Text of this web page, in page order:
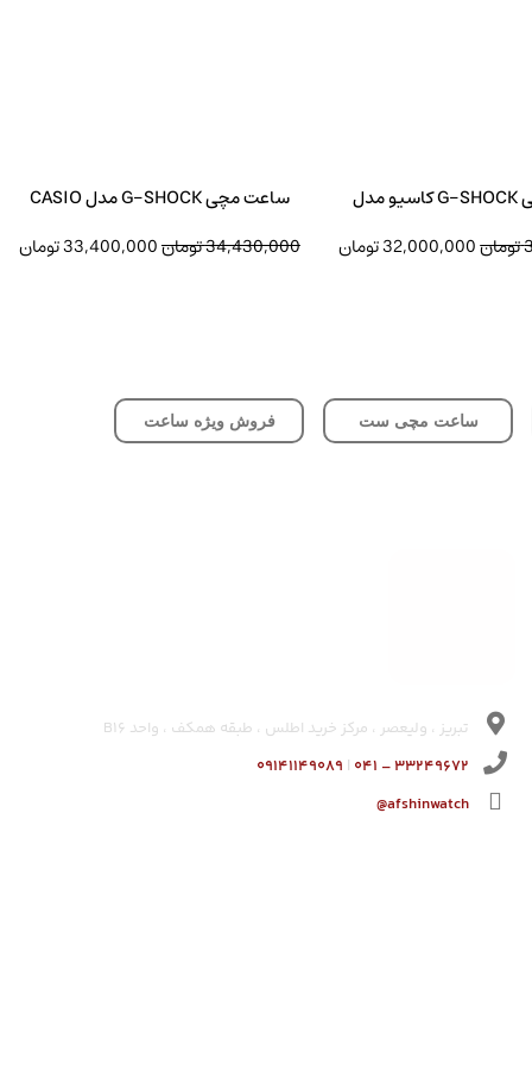
ساعت مچی G-SHOCK کاسیو مدل
تومان32,000,000تومان
ساعت مچی G-SHOCK مدل CASIO
34,430,000تومان33,400,000تومان
ساعت مچی ست فروش ویژه ساعت
تبریز ، ولیعصر ، مرکز خرید اطلس ، طبقه همکف ، واحد B16
۳۳۲۴۹۶۷۲ – ۰۴۱
| ۰۹۱۴۱۱۴۹۰۸۹
afshinwatch@